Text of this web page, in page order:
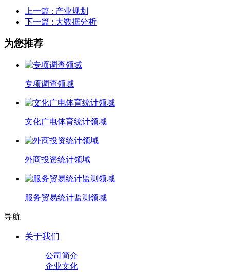
上一篇 : 产业规划
下一篇 : 大数据分析
为您推荐
专项调查领域
文化广电体育统计领域
外商投资统计领域
服务贸易统计监测领域
导航
关于我们
公司简介
企业文化